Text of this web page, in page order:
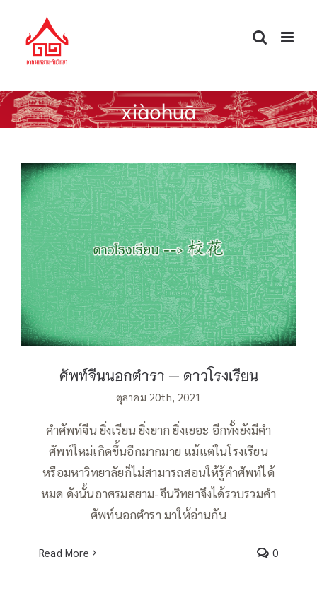
content
xiàohuā
ศัพท์จีนนอกตำรา — ดาวโรงเรียน
ศัพท์จีนนอกตำรา — ดาวโรงเรียน
ตุลาคม 20th, 2021
คำศัพท์จีน ยิ่งเรียน ยิ่งยาก ยิ่งเยอะ อีกทั้งยังมีคำ
ศัพท์ใหม่เกิดขึ้นอีกมากมาย แม้แต่ในโรงเรียน
หรือมหาวิทยาลัยก็ไม่สามารถสอนให้รู้คำศัพท์ได้
หมด ดังนั้นอาศรมสยาม-จีนวิทยาจึงได้รวบรวมคำ
ศัพท์นอกตำรา มาให้อ่านกัน
Read More 0